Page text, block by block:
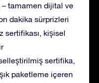
– tamamen dijital ve
dakika sürprizleri
sertifikası, kişisel
sertifika,
paketleme içeren